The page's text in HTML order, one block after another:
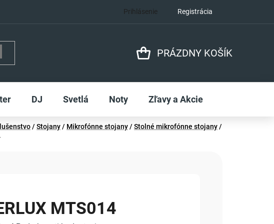
Prihlásenie Registrácia
PRÁZDNY KOŠÍK
DJ Svetlá Noty Zľavy a Akcie
/Stojany/ Mikrofónne stojany/Stolné mikrofónne stojany/
MTS014